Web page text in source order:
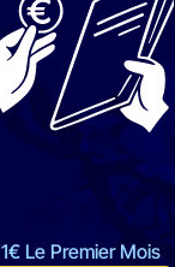
1€ Le Premier Mois